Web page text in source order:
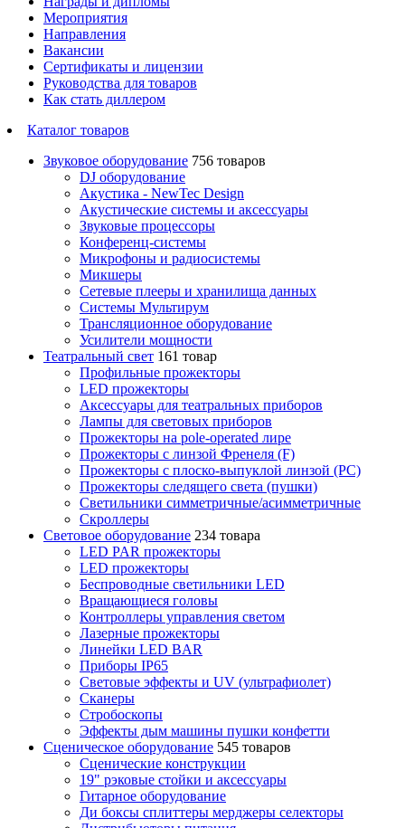
Мероприятия
Направления
Вакансии
Сертификаты и лицензии
Руководства для товаров
Как стать диллером
Каталог товаров
Звуковое оборудование 756 товаров
DJ оборудование
Акустика - NewTec Design
Акустические системы и аксессуары
Звуковые процессоры
Конференц-системы
Микрофоны и радиосистемы
Микшеры
Сетевые плееры и хранилища данных
Системы Мультирум
Трансляционное оборудование
Усилители мощности
Театральный свет 161 товар
Профильные прожекторы
LED прожекторы
Аксессуары для театральных приборов
Лампы для световых приборов
Прожекторы на pole-operated лире
Прожекторы с линзой Френеля (F)
Прожекторы с плоско-выпуклой линзой (PC)
Прожекторы следящего света (пушки)
Светильники симметричные/асимметричные
Скроллеры
Световое оборудование 234 товара
LED PAR прожекторы
LED прожекторы
Беспроводные светильники LED
Вращающиеся головы
Контроллеры управления светом
Лазерные прожекторы
Линейки LED BAR
Приборы IP65
Световые эффекты и UV (ультрафиолет)
Сканеры
Стробоскопы
Эффекты дым машины пушки конфетти
Сценическое оборудование 545 товаров
Сценические конструкции
19" рэковые стойки и аксесcуары
Гитарное оборудование
Ди боксы сплиттеры мерджеры селекторы